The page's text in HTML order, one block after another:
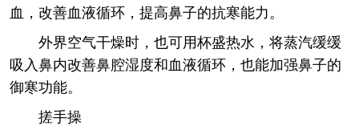
血，改善血液循环，提高鼻子的抗寒能力。
外界空气干燥时，也可用杯盛热水，将蒸汽缓缓
吸入鼻内改善鼻腔湿度和血液循环，也能加强鼻子的
御寒功能。
搓手操